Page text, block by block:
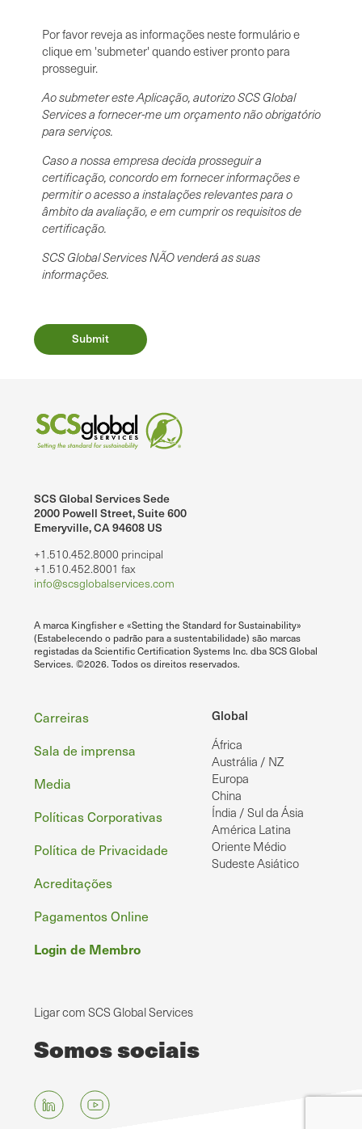
Por favor reveja as informações neste formulário e
clique em 'submeter' quando estiver pronto para
prosseguir.
Ao submeter este Aplicação, autorizo SCS Global
Services a fornecer-me um orçamento não obrigatório
para serviços.
Caso a nossa empresa decida prosseguir a
certificação, concordo em fornecer informações e
permitir o acesso a instalações relevantes para o
âmbito da avaliação, e em cumprir os requisitos de
certificação.
SCS Global Services NÃO venderá as suas
informações.
SCS Global Services Sede
2000 Powell Street, Suite 600
Emeryville, CA 94608 US
+1.510.452.8000 principal
+1.510.452.8001 fax
info@scsglobalservices.com
A marca Kingfisher e «Setting the Standard for Sustainability»
(Estabelecendo o padrão para a sustentabilidade) são marcas
registadas da Scientific Certification Systems Inc. dba SCS Global
Services. ©2026. Todos os direitos reservados.
Global
África
Austrália / NZ
Europa
China
Índia / Sul da Ásia
América Latina
Oriente Médio
Sudeste Asiático
Rodapé
Carreiras
Sala de imprensa
Media
Políticas Corporativas
Política de Privacidade
Acreditações
Pagamentos Online
Login de Membro
Ligar com SCS Global Services
Somos sociais